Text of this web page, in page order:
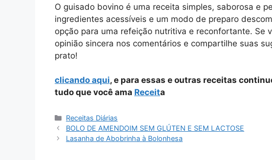
O guisado bovino é uma receita simples, saborosa e
ingredientes acessíveis e um modo de preparo
opção para uma refeição nutritiva e reconfortante. Se
opinião sincera nos comentários e compartilhe suas
prato!
clicando aqui, e para essas e outras receitas
tudo que você ama Receita
Categorias
Receitas Diárias
BOLO DE AMENDOIM SEM GLÚTEN E SEM LACTOSE
Lasanha de Abobrinha à Bolonhesa